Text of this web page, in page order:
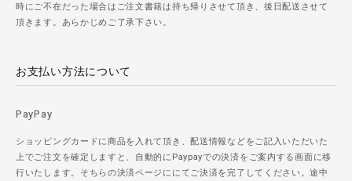
時にご不在だった場合はご注文書籍は持ち帰りさせて頂き、後日配送させて
頂きます。あらかじめご了承下さい。
お支払い方法について
PayPay
ショッピングカードに商品を入れて頂き、配送情報などをご記入いただいた
上でご注文を確定しますと、自動的にPaypayでの決済をご案内する画面に移
行いたします。そちらの決済ページににてご決済を完了してください。途中